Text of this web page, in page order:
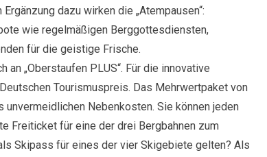
dazu wirken die „Atempausen“:
wie regelmäßigen Berggottesdiensten,
für die geistige Frische.
„Oberstaufen PLUS“. Für die innovative
Tourismuspreis. Das Mehrwertpaket von
Nebenkosten. Sie können jeden
Freiticket für eine der drei Bergbahnen zum
Skipass für eines der vier Skigebiete gelten? Als